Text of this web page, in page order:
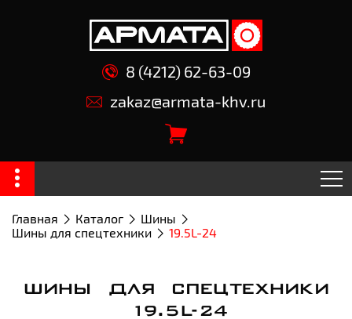
8 (4212) 62-63-09
zakaz@armata-khv.ru
Главная Каталог
Шины
Шины для спецтехники
19.5L-24
ШИНЫ ДЛЯ СПЕЦТЕХНИКИ
19.5L-24